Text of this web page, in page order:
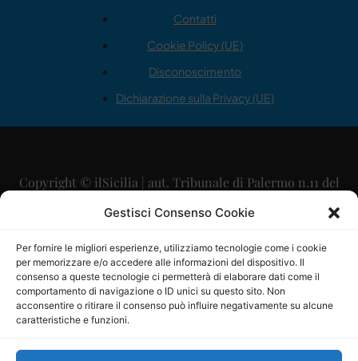
Gestisci Consenso Cookie
Per fornire le migliori esperienze, utilizziamo tecnologie come i cookie
per memorizzare e/o accedere alle informazioni del dispositivo. Il
consenso a queste tecnologie ci permetterà di elaborare dati come il
comportamento di navigazione o ID unici su questo sito. Non
acconsentire o ritirare il consenso può influire negativamente su alcune
caratteristiche e funzioni.
Contatti
Cookie Policy (UE)
Disconoscimento
Dichiarazione sulla Privacy (UE)
Copyright © ilSicilia | aut. Tribunale di Palermo n.11 del
29/09/2015
Direttore Editoriale: Maurizio Scaglione
Direttore Responsabile: Maria Calabrese